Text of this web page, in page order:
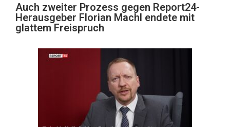
Auch zweiter Prozess gegen Report24-
Herausgeber Florian Machl endete mit
glattem Freispruch